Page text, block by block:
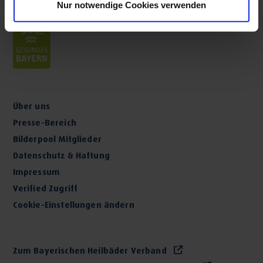
Nur notwendige Cookies verwenden
Behandlungen!
Wohlfühlambiente und viele Extras
ist umgeben von einer gepflegten Gartenanlage mit
Kneipp-Becken und kleinem Barfußpfad. Ein großer
Indoor-Pool, das gut ausgestattete Fitness-Center und eine
gepflegte Saunalandschaft tragen zum Komfort-Ambiente
umfasst neben den Therapien zahlreiche attraktive
Inklusiveleistungen:
Flexibar, Theraband, Pilates, Drums Alive
Über uns
Presse-Bereich
Bilderpool Mitglieder
Datenschutz & Haftung
Impressum
Verified Zugriff
Cookie-Einstellungen ändern
Zum Bayerischen Heilbäder Verband